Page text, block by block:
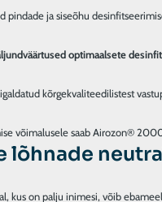
pindade ja siseõhu
optimaalsete
kõrgekvaliteedilistest
lõhnade
kus on palju inimesi, võib